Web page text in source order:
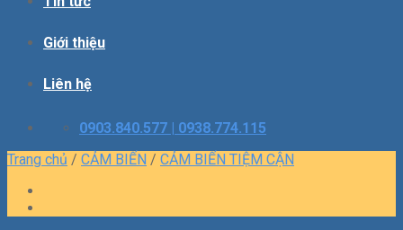
Giới thiệu
Liên hệ
0903.840.577 | 0938.774.115
Trang chủ / CẢM BIẾN / CẢM BIẾN TIỆM CẬN